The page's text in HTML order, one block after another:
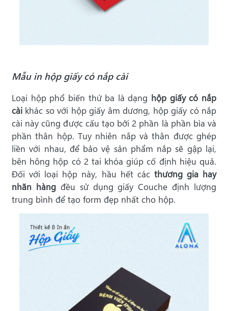
Mẫu in hộp giấy có nắp cài
Loại hộp phổ biến thứ ba là dạng hộp giấy có nắp
cài khác so với hộp giấy âm dương, hộp giấy có nắp
cài này cũng được cấu tạo bởi 2 phần là phần bìa và
phần thân hộp. Tuy nhiên nắp và thân được ghép
liền với nhau, để bảo vệ sản phẩm nắp sẽ gập lại,
bên hông hộp có 2 tai khóa giúp cố định hiệu quả.
Đối với loại hộp này, hầu hết các thương gia hay
nhãn hàngđều sử dụng giấy Couche định lượng
trung bình để tạo form đẹp nhất cho hộp.